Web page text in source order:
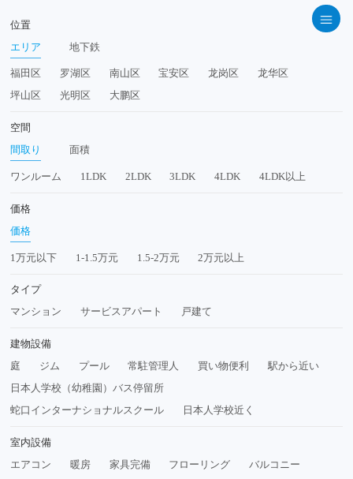
位置
エリア
地下鉄
福田区 罗湖区 南山区 宝安区 龙岗区
龙华区
坪山区
光明区 大鹏区
空間
間取り
面積
ワンルーム 1LDK 2LDK 3LDK 4LDK 4LDK以上
価格
価格
1万元以下 1‐1.5万元 1.5‐2万元 2万元以上
タイプ
マンション
サービスアパート 戸建て
建物設備
庭
ジム プール 常駐管理人 買い物便利
駅から近い
日本人学校（幼稚園）バス停留所
蛇口インターナショナルスクール
日本人学校近く
室内設備
エアコン
暖房 家具完備 フローリング
バルコニー